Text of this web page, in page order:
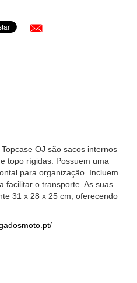
OJ são sacos internos
topo rígidas. Possuem uma
para organização. Incluem
facilitar o transporte. As suas
31 x 28 x 25 cm, oferecendo